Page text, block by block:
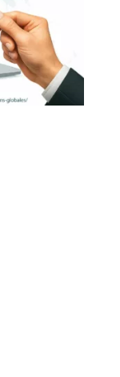
et la liberté